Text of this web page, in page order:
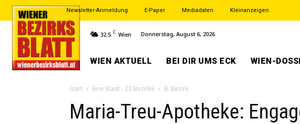
Newsletter-Anmeldung E-Paper Mediadaten Kleinanzeigen
32.5 C Wien Donnerstag, August 6, 2026
WIEN AKTUELL BEI DIR UMS ECK WIEN-
Start Eine Stadt - 23 Bezirke 8. Bezirk
Maria-Treu-Apotheke: